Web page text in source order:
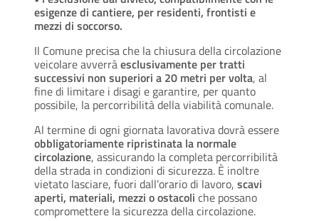
esigenze di cantiere, per residenti, frontisti e
mezzi di soccorso.
Il Comune precisa che la chiusura della circolazione
veicolare avverràesclusivamente per tratti
successivi non superiori a 20 metri per volta, al
fine di limitare i disagi e garantire, per quanto
possibile, la percorribilità della viabilità comunale.
Al termine di ogni giornata lavorativa dovrà essere
obbligatoriamente ripristinata la normale
circolazione, assicurando la completa percorribilità
della strada in condizioni di sicurezza. È inoltre
vietato lasciare, fuori dall’orario di lavoro, scavi
aperti, materiali, mezzi o ostacoli che possano
compromettere la sicurezza della circolazione.